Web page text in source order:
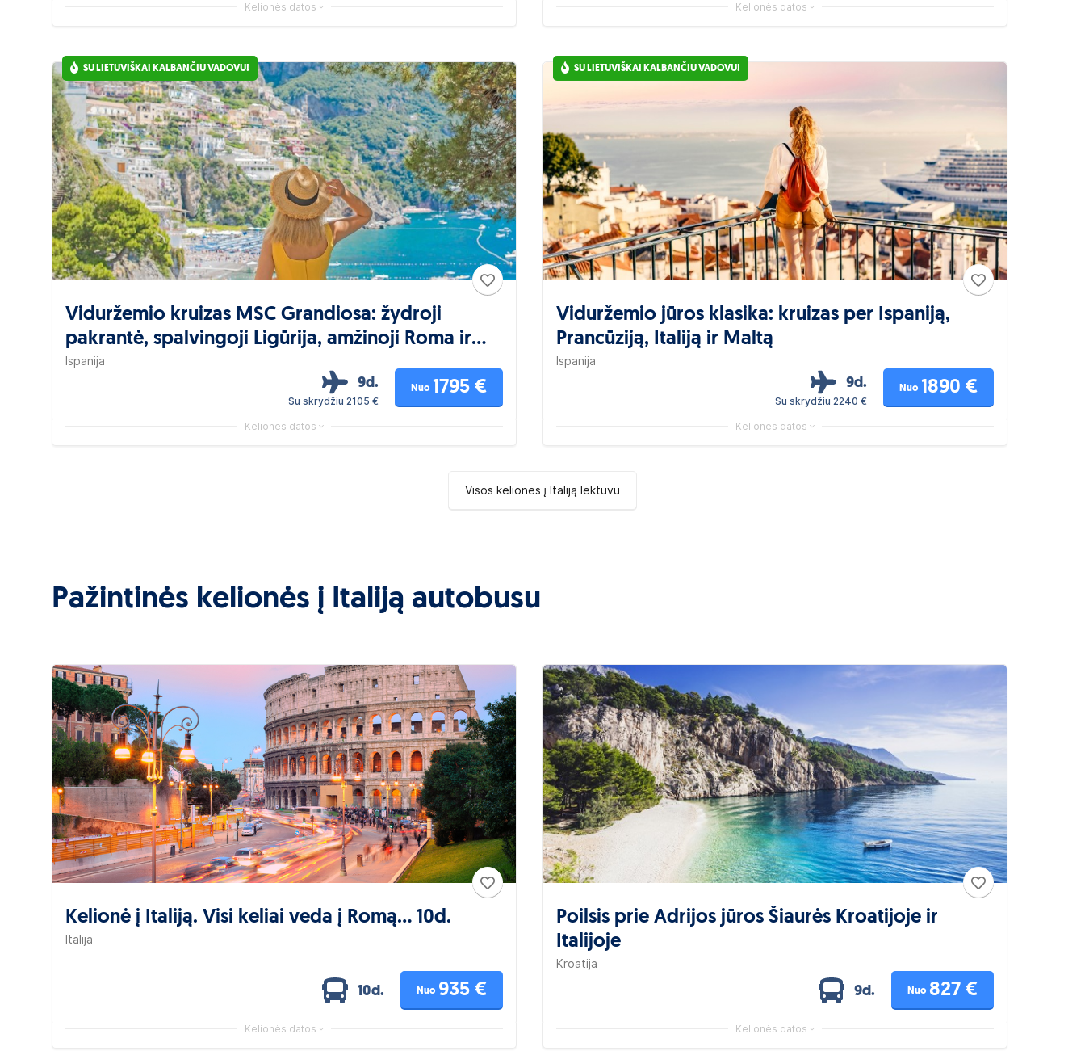
Kelionės datos Kelionės datos
SU LIETUVIŠKAI KALBANČIU VADOVU!
Viduržemio kruizas MSC Grandiosa: žydroji
pakrantė, spalvingoji Ligūrija, amžinoji Roma ir
Maljorka
Ispanija
9d.
Su skrydžiu 2105 €
Nuo 1795 €
Kelionės datos
SU LIETUVIŠKAI KALBANČIU VADOVU!
Viduržemio jūros klasika: kruizas per Ispaniją,
Prancūziją, Italiją ir Maltą
Ispanija
9d.
Su skrydžiu 2240 €
Nuo 1890 €
Kelionės datos
Visos kelionės į Italiją lėktuvu
Pažintinės kelionės į Italiją autobusu
Kelionė į Italiją. Visi keliai veda į Romą... 10d.
Italija
10d. Nuo 935 €
Kelionės datos
Poilsis prie Adrijos jūros Šiaurės Kroatijoje ir
Italijoje
Kroatija
9d. Nuo 827 €
Kelionės datos